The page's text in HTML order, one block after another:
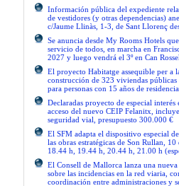
Información pública del expediente
de vestidores (y otras dependencias)
c/Jaume Llinàs, 1-3, de Sant Llorenç
Se anuncia desde My Rooms Hotels
servicio de todos, en marcha en
2027 y luego vendrá el 3º en Can
El proyecto Habitatge assequible per a
construcción de 323 viviendas públicas
para personas con 15 años de
Declaradas proyecto de especial
acceso del nuevo CEIP Felanitx,
seguridad vial, presupuesto 300.000 €
El SFM adapta el dispositivo especial
las obras estratégicas de Son Rullan,
18.44 h, 19.44 h, 20.44 h, 21.00 h
El Consell de Mallorca lanza una
sobre las incidencias en la red viaria,
coordinación entre administraciones y